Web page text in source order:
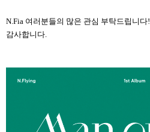
N.Fia 여러분들의 많은 관심 부탁드립니다!
감사합니다.